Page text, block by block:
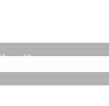
древесины